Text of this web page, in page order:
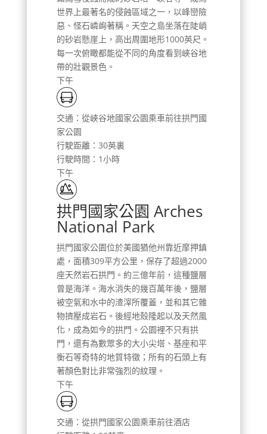
世界上最著名的侵蝕區域之一，以峰巒險
惡、怪石嶙峋著稱。天空之島坐落在陡峭
的砂岩懸崖上，高出周圍地形1000英尺。
每一次俯瞰都能從不同的角度看到峽谷地
帶的壯觀景色。
下午
交通：從峽谷地國家公園乘車前往拱門國
家公園
行駛距離：30英裏
行駛時間：1小時
下午
拱門國家公園 Arches
National Park
拱門國家公園位於美國猶他州靠近摩押鎮
處，面積309平方公里，保存了超過2000
座天然岩石拱門。約三億年前，這種鹽層
曾是海洋。海水消失的幾百萬年後，鹽層
被空氣和水中的渣滓所覆蓋，並和其它雜
物擠壓成岩石。後經地殼隆起以及天然風
化，成為如今的拱門。公園裡不只有拱
門，還有為數眾多的大小尖塔、基座和平
衡石等奇特的地質特徵；所有的石頭上有
著顏色對比非常強烈的紋理。
下午
交通：從拱門國家公園乘車前往酒店